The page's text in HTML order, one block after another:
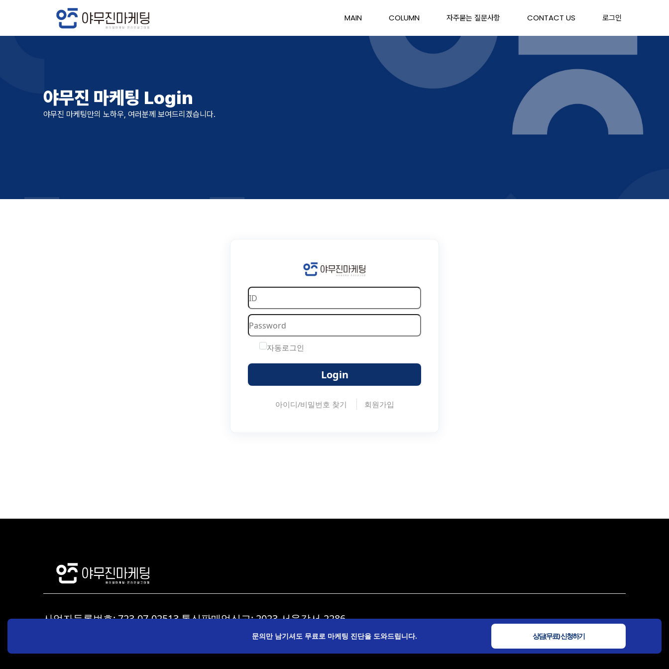
MAIN COLUMN 자주묻는 질문사항 CONTACT US 로그인
야무진 마케팅 Login
야무진 마케팅만의 노하우, 여러분께 보여드리겠습니다.
자동로그인
Login
아이디/비밀번호 찾기 회원가입
문의만 남기셔도 무료로 마케팅 진단을 도와드립니다. 상담(무료) 신청하기
사업자등록번호: 723-07-02513통신판매업신고: 2023-서울강서-2286
주소: 서울특별시 강서구 마곡중앙로165, 1010호(마곡동,프라이빗타워1차)